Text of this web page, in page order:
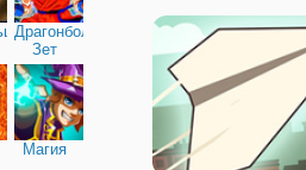
Драгонболл
Зет
Магия
рассказывает о
и коров, которые не